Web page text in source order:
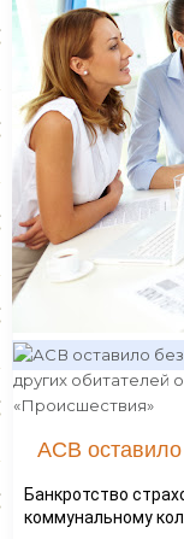
АСВ оставило
Банкротство
коммунальному